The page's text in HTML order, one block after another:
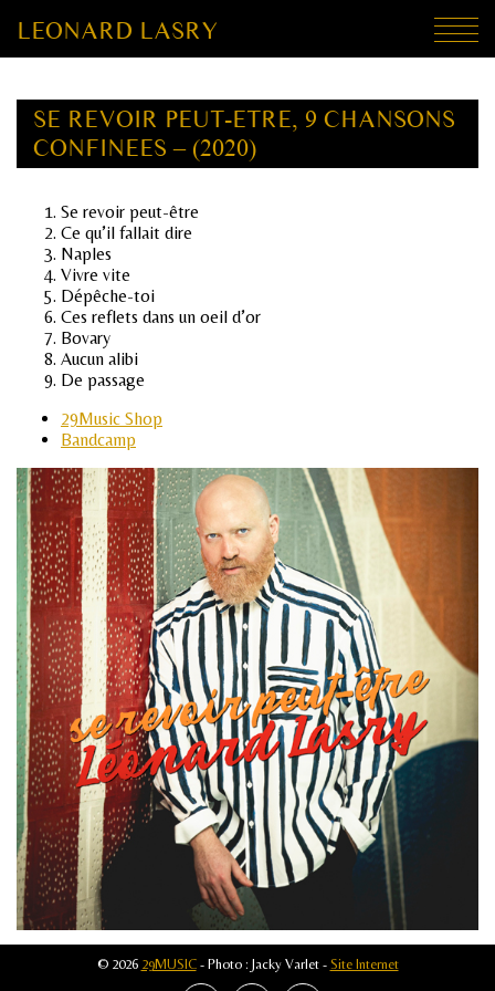
LEONARD LASRY
SE REVOIR PEUT-ETRE, 9 CHANSONS
CONFINEES – (2020)
Se revoir peut-être
Ce qu’il fallait dire
Naples
Vivre vite
Dépêche-toi
Ces reflets dans un oeil d’or
Bovary
Aucun alibi
De passage
29Music Shop
Bandcamp
© 2026 29MUSIC- Photo : Jacky Varlet - Site Internet